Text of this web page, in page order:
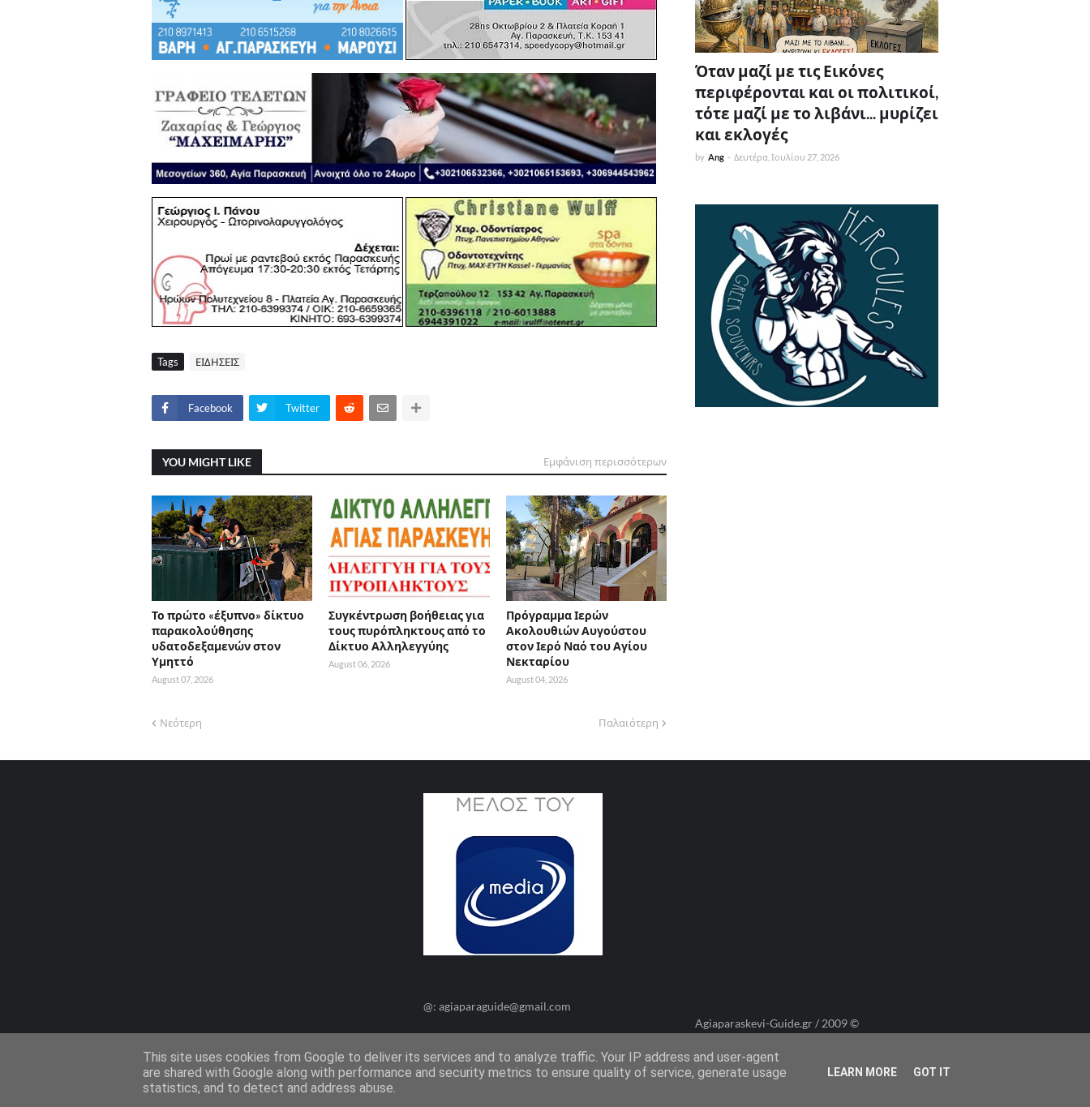
Tags ΕΙΔΗΣΕΙΣ
Facebook Twitter
YOU MIGHT LIKE Εμφάνιση περισσότερων
Το πρώτο «έξυπνο» δίκτυο
παρακολούθησης
υδατοδεξαμενών στον
Υμηττό
August 07, 2026
Συγκέντρωση βοήθειας για
τους πυρόπληκτους από το
Δίκτυο Αλληλεγγύης
August 06, 2026
Πρόγραμμα Ιερών
Ακολουθιών Αυγούστου
στον Ιερό Ναό του Αγίου
Νεκταρίου
August 04, 2026
Νεότερη Παλαιότερη
Όταν μαζί με τις Εικόνες
περιφέρονται και οι πολιτικοί,
τότε μαζί με το λιβάνι... μυρίζει
και εκλογές
by Ang - Δευτέρα, Ιουλίου 27, 2026
@: agiaparaguide@gmail.com
Agiaparaskevi-Guide.gr / 2009 ©
Design by -Templateify
This site uses cookies from Google to deliver its services and to analyze traffic. Your IP address and user-agent
are shared with Google along with performance and security metrics to ensure quality of service, generate usage
statistics, and to detect and address abuse.
LEARN MORE GOT IT